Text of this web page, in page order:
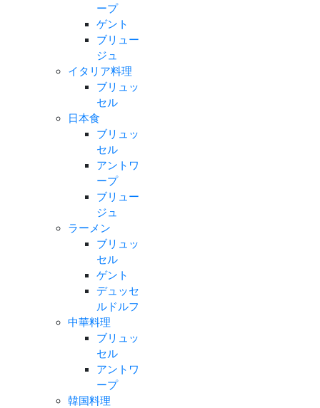
ープ
ゲント
ブリュー
ジュ
イタリア料理
ブリュッ
セル
日本食
ブリュッ
セル
アントワ
ープ
ブリュー
ジュ
ラーメン
ブリュッ
セル
ゲント
デュッセ
ルドルフ
中華料理
ブリュッ
セル
アントワ
ープ
韓国料理